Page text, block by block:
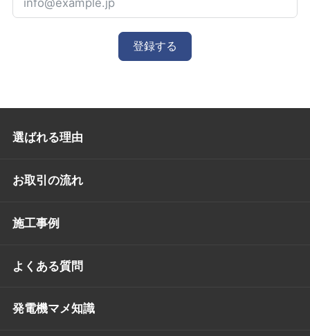
登録する
選ばれる理由
お取引の流れ
施工事例
よくある質問
発電機マメ知識